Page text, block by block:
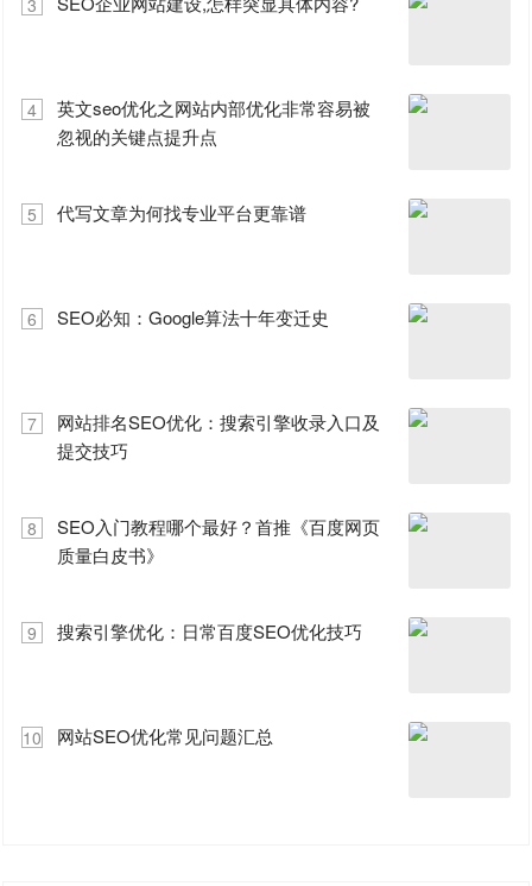
4
英文seo优化之网站内部优化非常容易被
忽视的关键点提升点
5 代写文章为何找专业平台更靠谱
6 SEO必知：Google算法十年变迁史
7
网站排名SEO优化：搜索引擎收录入口及
提交技巧
8
SEO入门教程哪个最好？首推《百度网页
质量白皮书》
9 搜索引擎优化：日常百度SEO优化技巧
10 网站SEO优化常见问题汇总